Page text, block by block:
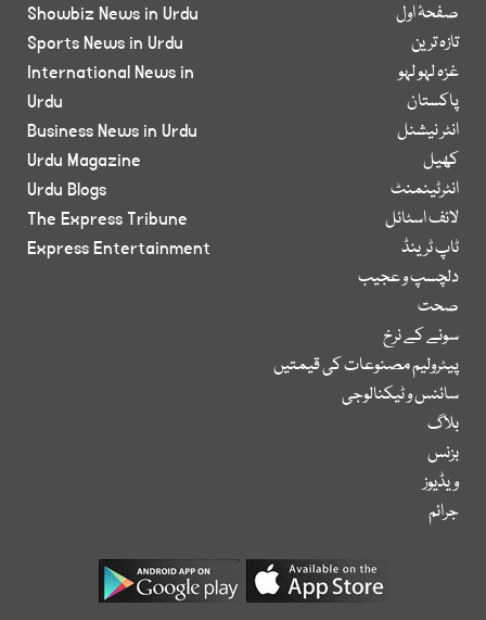
صفحۂ اول
تازہ ترین
غزہ لہو لہو
پاکستان
انٹر نیشنل
کھیل
انٹرٹینمنٹ
لائف اسٹائل
ٹاپ ٹرینڈ
دلچسپ و عجیب
صحت
سونے کے نرخ
پیٹرولیم مصنوعات کی قیمتیں
سائنس و ٹیکنالوجی
بلاگ
بزنس
ویڈیوز
جرائم
Showbiz News in Urdu
Sports News in Urdu
International News in
Urdu
Business News in Urdu
Urdu Magazine
Urdu Blogs
The Express Tribune
Express Entertainment